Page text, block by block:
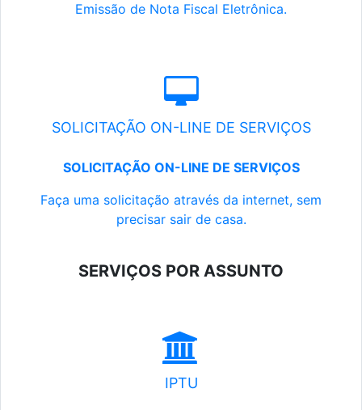
Emissão de Nota Fiscal Eletrônica.
SOLICITAÇÃO ON-LINE DE SERVIÇOS
SOLICITAÇÃO ON-LINE DE SERVIÇOS
Faça uma solicitação através da internet, sem
precisar sair de casa.
SERVIÇOS POR ASSUNTO
IPTU